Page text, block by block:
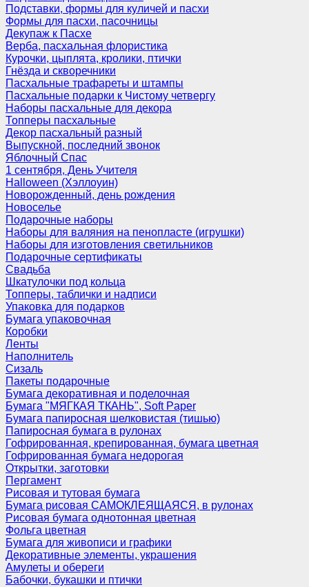
Подставки, формы для куличей и пасхи
Формы для пасхи, пасочницы
Декупаж к Пасхе
Верба, пасхальная флористика
Курочки, цыплята, кролики, птички
Гнёзда и скворечники
Пасхальные трафареты и штампы
Пасхальные подарки к Чистому четвергу
Наборы пасхальные для декора
Топперы пасхальные
Декор пасхальный разный
Выпускной, последний звонок
Яблочный Спас
1 сентября, День Учителя
Halloween (Хэллоуин)
Новорожденный, день рождения
Новоселье
Подарочные наборы
Наборы для валяния на пенопласте (игрушки)
Наборы для изготовления светильников
Подарочные сертификаты
Свадьба
Шкатулочки под кольца
Топперы, таблички и надписи
Упаковка для подарков
Бумага упаковочная
Коробки
Ленты
Наполнитель
Сизаль
Пакеты подарочные
Бумага декоративная и поделочная
Бумага "МЯГКАЯ ТКАНЬ", Soft Paper
Бумага папиросная шелковистая (тишью)
Папиросная бумага в рулонах
Гофрированная, крепированная, бумага цветная
Гофрированная бумага недорогая
Открытки, заготовки
Пергамент
Рисовая и тутовая бумага
Бумага рисовая САМОКЛЕЯЩАЯСЯ, в рулонах
Рисовая бумага однотонная цветная
Фольга цветная
Бумага для живописи и графики
Декоративные элементы, украшения
Амулеты и обереги
Бабочки, букашки и птички